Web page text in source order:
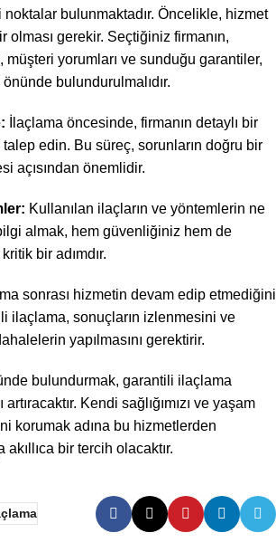
noktalar bulunmaktadır. Öncelikle, hizmet
olması gerekir. Seçtiğiniz firmanın,
yorumları ve sunduğu garantiler,
bulundurulmalıdır.
İlaçlama öncesinde, firmanın detaylı bir
talep edin. Bu süreç, sorunların doğru bir
açısından önemlidir.
Kullanılan ilaçların ve yöntemlerin ne
almak, hem güvenliğiniz hem de
kritik bir adımdır.
sonrası hizmetin devam edip etmediğini
ilaçlama, sonuçların izlenmesini ve
yapılmasını gerektirir.
bulundurmak, garantili ilaçlama
artıracaktır. Kendi sağlığımızı ve yaşam
korumak adına bu hizmetlerden
bir tercih olacaktır.